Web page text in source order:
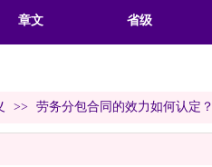
章文 省级
>> 劳务分包合同的效力如何认定？